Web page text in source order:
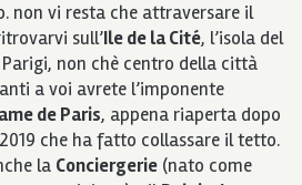
non vi resta che attraversare il
sull’Ile de la Cité, l’isola del
non chè centro della città
a voi avrete l’imponente
de Paris, appena riaperta dopo
che ha fatto collassare il tetto.
la Conciergerie (nato come